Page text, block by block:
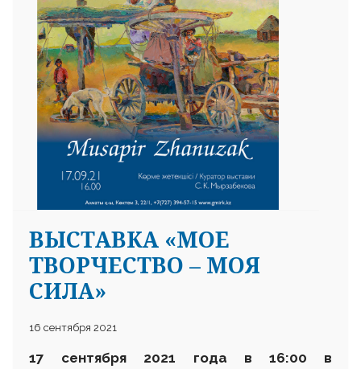
ВЫСТАВКА «МОЕ
ТВОРЧЕСТВО – МОЯ
СИЛА»
16 сентября 2021
17 сентября 2021 года в 16:00 в